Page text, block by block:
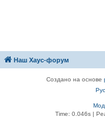
Наш Хаус-форум
Создано на основе
Time: 0.046s|